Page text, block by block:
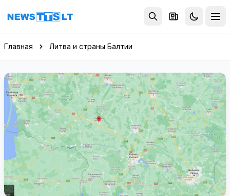
Перейти к содержимому
Главная Литва и страны Балтии